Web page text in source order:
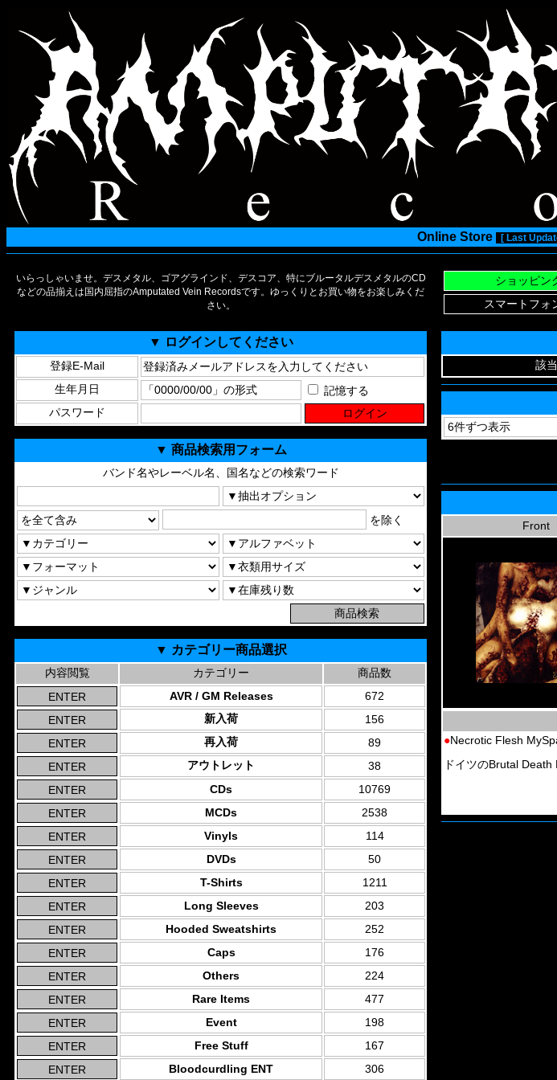
Online Store [ Last
いらっしゃいませ。デスメタル、ゴアグラインド、デスコア、特にブルータルデスメタルのCD
などの品揃えは国内屈指のAmputated Vein Recordsです。ゆっくりとお買い物をお楽しみくだ
さい。
▼ ログインしてください
登録E-Mail
生年月日
記憶する
パスワード
▼ 商品検索用フォーム
バンド名やレーベル名、国名などの検索ワード
を除く
▼ カテゴリー商品選択
内容閲覧 カテゴリー
商品数
AVR / GM Releases
672
新入荷
156
再入荷
89
アウトレット
38
CDs
10769
MCDs
2538
Vinyls
114
DVDs
50
T-Shirts
1211
Long Sleeves
203
Hooded Sweatshirts
252
Caps
176
Others
224
Rare Items
477
Event
198
Free Stuff
167
Bloodcurdling ENT
306
該
Front
●Necrotic Flesh
ドイツのBrutal